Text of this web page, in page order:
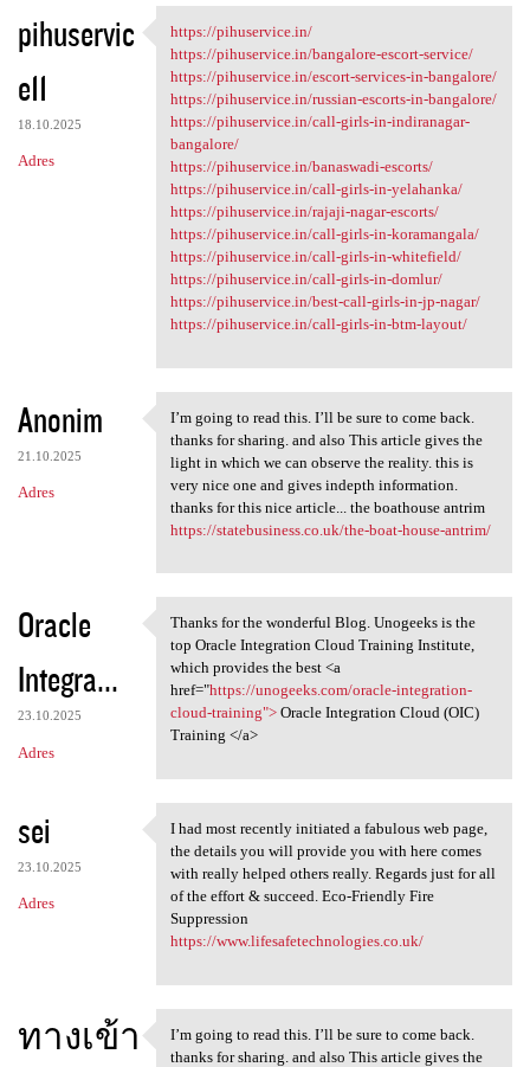
K
o
m
e
n
pihuservic
e11
18.10.2025
Adres
https://pihuservice.in/
https://pihuservice.in/
https://pihuservice.in/bangalore-escort-service/
https://pihuservice.in/escort-services-in-bangalore/
https://pihuservice.in/russian-escorts-in-bangalore/
https://pihuservice.in/call-girls-in-indiranagar-
bangalore/
https://pihuservice.in/banaswadi-escorts/
https://pihuservice.in/call-girls-in-yelahanka/
https://pihuservice.in/rajaji-nagar-escorts/
https://pihuservice.in/call-girls-in-koramangala/
https://pihuservice.in/call-girls-in-whitefield/
https://pihuservice.in/call-girls-in-domlur/
https://pihuservice.in/best-call-girls-in-jp-nagar/
https://pihuservice.in/call-girls-in-btm-layout/
Anonim
21.10.2025
Adres
I’m going to read this. I’ll
I’m going to read this. I’ll be sure to come back.
thanks for sharing. and also This article gives the
light in which we can observe the reality. this is
very nice one and gives indepth information.
thanks for this nice article... the boathouse antrim
https://statebusiness.co.uk/the-boat-house-antrim/
Oracle
Integra...
23.10.2025
Adres
Thanks for the wonderful Blog
Thanks for the wonderful Blog. Unogeeks is the
top Oracle Integration Cloud Training Institute,
which provides the best <a
href="https://unogeeks.com/oracle-integration-
cloud-training">Oracle Integration Cloud (OIC)
Training </a>
sei
23.10.2025
Adres
I had most recently initiated
I had most recently initiated a fabulous web page,
the details you will provide you with here comes
with really helped others really. Regards just for all
of the effort & succeed. Eco-Friendly Fire
Suppression
https://www.lifesafetechnologies.co.uk/
ทางเข้า I’m going to read this. I’ll
I’m going to read this. I’ll be sure to come back.
thanks for sharing. and also This article gives the